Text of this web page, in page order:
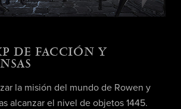
DE FACCIÓN Y
la misión del mundo de Rowen y
alcanzar el nivel de objetos 1445.